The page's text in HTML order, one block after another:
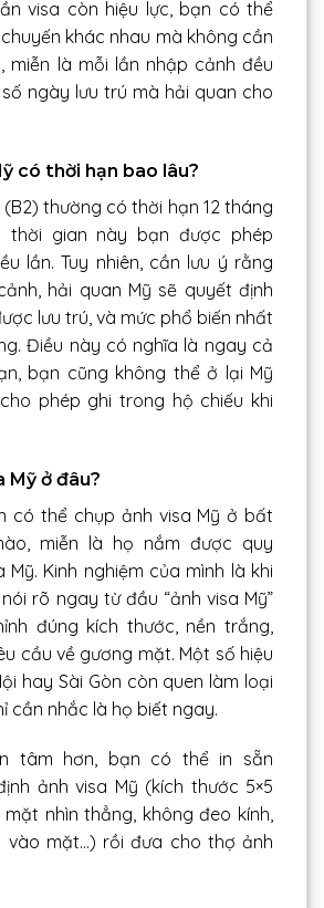
visa còn hiệu lực, bạn có thể
khác nhau mà không cần
miễn là mỗi lần nhập cảnh đều
ngày lưu trú mà hải quan cho
có thời hạn bao lâu?
(B2) thường có thời hạn 12 tháng
thời gian này bạn được phép
lần. Tuy nhiên, cần lưu ý rằng
hải quan Mỹ sẽ quyết định
lưu trú, và mức phổ biến nhất
Điều này có nghĩa là ngay cả
bạn cũng không thể ở lại Mỹ
phép ghi trong hộ chiếu khi
Mỹ ở đâu?
có thể chụp ảnh visa Mỹ ở bất
miễn là họ nắm được quy
Mỹ. Kinh nghiệm của mình là khi
rõ ngay từ đầu “ảnh visa Mỹ”
đúng kích thước, nền trắng,
cầu về gương mặt. Một số hiệu
hay Sài Gòn còn quen làm loại
cần nhắc là họ biết ngay.
tâm hơn, bạn có thể in sẵn
ảnh visa Mỹ (kích thước 5×5
nhìn thẳng, không đeo kính,
vào mặt…) rồi đưa cho thợ ảnh